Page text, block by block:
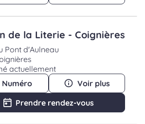
de la Literie - Coignières
Pont d'Aulneau
actuellement
Numéro
Voir plus
Prendre rendez-vous